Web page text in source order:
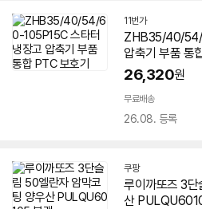
11번가
ZHB35/40/54/
압축기 부품 통
26,320원
무료배송
26.08. 등록
쿠팡
루이까또즈 3
산 PULQU